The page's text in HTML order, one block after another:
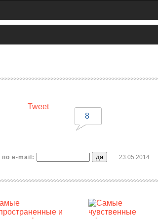
Tweet
8
по e-mail: 23.05.2014